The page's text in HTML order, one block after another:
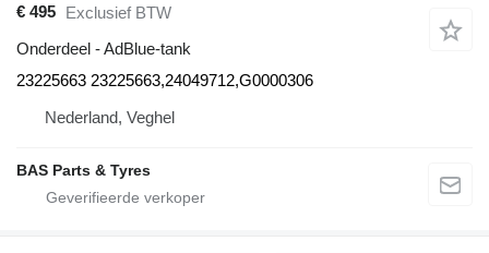
€ 495 Exclusief BTW
Onderdeel - AdBlue-tank
23225663 23225663,24049712,G0000306
Nederland, Veghel
BAS Parts & Tyres